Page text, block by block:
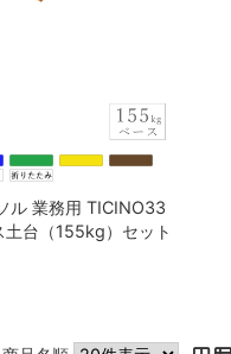
ル 業務用 TICINO33
台（155kg）セット
注文受付数は20台か